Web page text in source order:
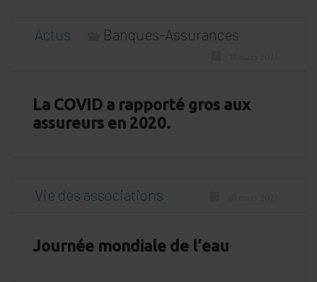
Actus Banques-Assurances
La COVID a rapporté gros aux
assureurs en 2020.
Vie des associations
Journée mondiale de l’eau